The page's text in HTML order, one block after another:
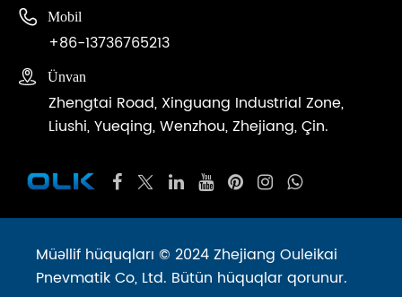
 Mobil
+86-13736765213
 Ünvan
Zhengtai Road, Xinguang Industrial Zone,
Liushi, Yueqing, Wenzhou, Zhejiang, Çin.
Müəllif hüquqları © 2024 Zhejiang Ouleikai
Pnevmatik Co, Ltd. Bütün hüquqlar qorunur.